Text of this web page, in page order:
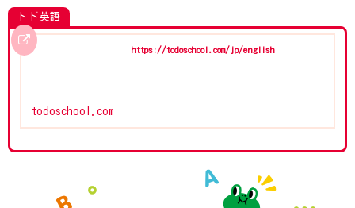
トド英語
https://todoschool.com/jp/english
todoschool.com